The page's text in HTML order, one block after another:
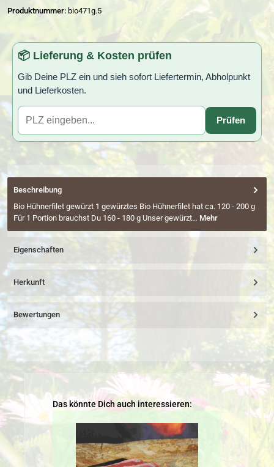
Produktnummer: bio471g.5
📦 Lieferung & Kosten prüfen
Gib Deine PLZ ein und sieh sofort Liefertermin, Abholpunkt
und Lieferkosten.
Prüfen
Beschreibung
Bio Hühnerfilet gewürzt 1 gewürztes Bio Hühnerfilet hat ca. 120 - 200 g
Für 1 Portion brauchst Du 160 - 180 g Unser gewürzt… Mehr
Eigenschaften
Herkunft
Bewertungen
Produktgalerie überspringen
Das könnte Dich auch interessieren: